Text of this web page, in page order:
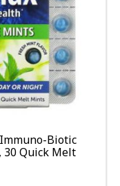
Biotic
Quick Melt